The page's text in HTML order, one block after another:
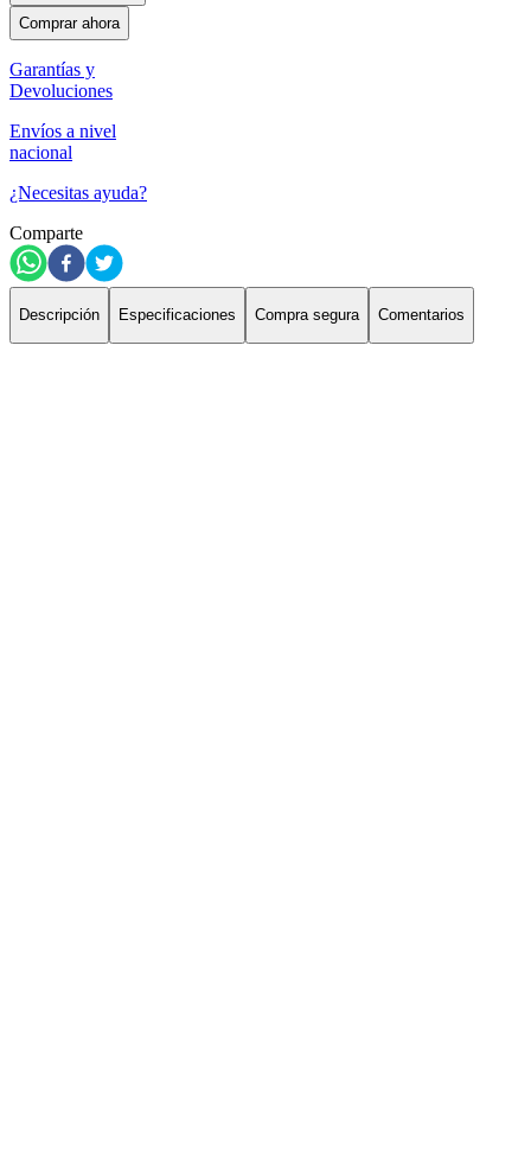
Comprar ahora
Garantías y
Devoluciones
Envíos a nivel
nacional
¿Necesitas ayuda?
Comparte
Descripción Especificaciones Compra segura Comentarios